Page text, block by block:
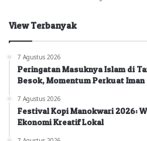
View Terbanyak
7 Agustus 2026
Peringatan Masuknya Islam di
Besok, Momentum Perkuat
7 Agustus 2026
Festival Kopi Manokwari 2026:
Ekonomi Kreatif Lokal